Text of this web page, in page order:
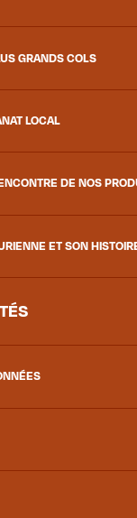
GRANDS COLS
LOCAL
DE NOS
ET SON
2026
de la